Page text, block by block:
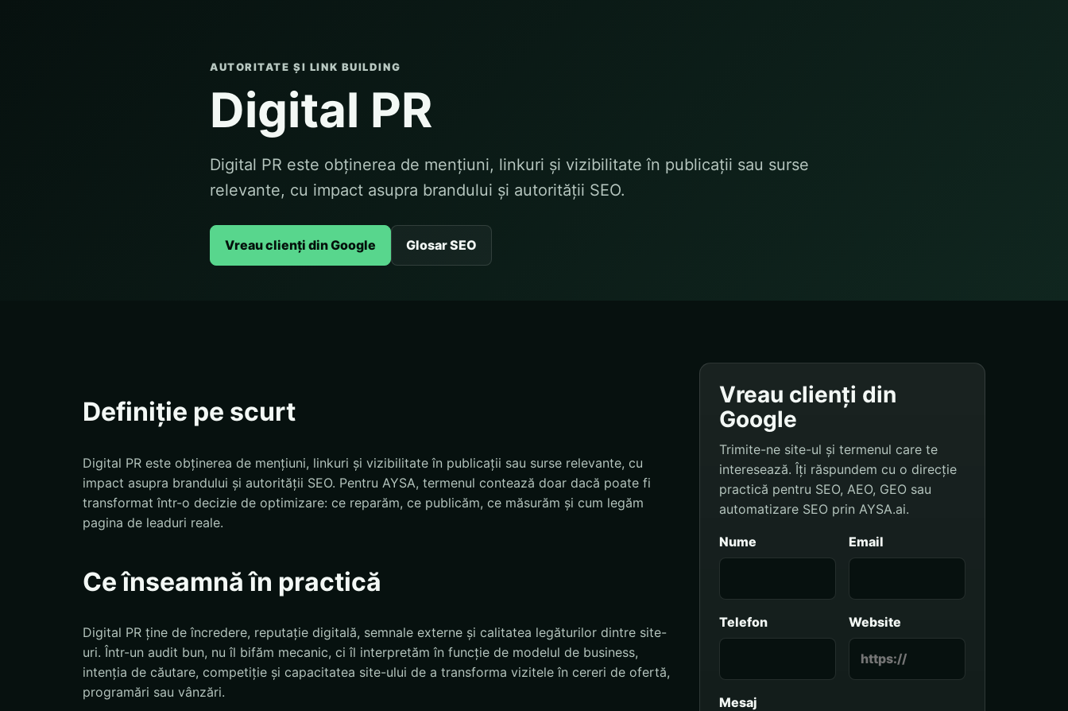
AUTORITATE ȘI LINK BUILDING
Digital PR
Digital PR este obținerea de mențiuni, linkuri și vizibilitate în publicații sau surse
relevante, cu impact asupra brandului și autorității SEO.
Vreau clienți din Google Glosar SEO
Definiție pe scurt
Digital PR este obținerea de mențiuni, linkuri și vizibilitate în publicații sau surse relevante, cu
impact asupra brandului și autorității SEO. Pentru AYSA, termenul contează doar dacă poate fi
transformat într-o decizie de optimizare: ce reparăm, ce publicăm, ce măsurăm și cum legăm
pagina de leaduri reale.
Ce înseamnă în practică
Digital PR ține de încredere, reputație digitală, semnale externe și calitatea legăturilor dintre site-
uri. Într-un audit bun, nu îl bifăm mecanic, ci îl interpretăm în funcție de modelul de business,
intenția de căutare, competiție și capacitatea site-ului de a transforma vizitele în cereri de ofertă,
programări sau vânzări.
Vreau clienți din
Google
Trimite-ne site-ul și termenul care te
interesează. Îți răspundem cu o direcție
practică pentru SEO, AEO, GEO sau
automatizare SEO prin AYSA.ai.
Nume Email
Telefon Website
Mesaj